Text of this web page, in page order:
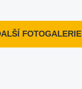
FOTOGALERIE